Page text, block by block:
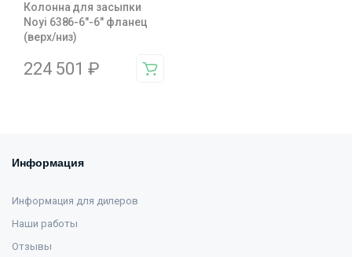
Колонна для засыпки
Noyi 6386-6″-6″ фланец
(верх/низ)
224 501 ₽
Информация
Информация для дилеров
Наши работы
Отзывы